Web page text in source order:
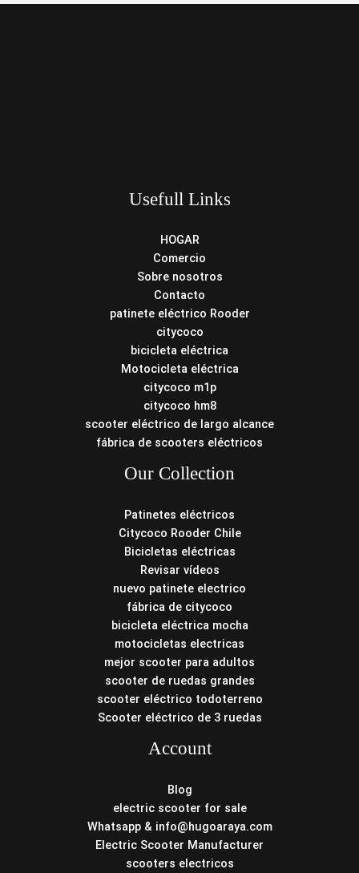
Usefull Links
HOGAR
Comercio
Sobre nosotros
Contacto
patinete eléctrico Rooder
citycoco
bicicleta eléctrica
Motocicleta eléctrica
citycoco m1p
citycoco hm8
scooter eléctrico de largo alcance
fábrica de scooters eléctricos
Our Collection
Patinetes eléctricos
Citycoco Rooder Chile
Bicicletas eléctricas
Revisar vídeos
nuevo patinete electrico
fábrica de citycoco
bicicleta eléctrica mocha
motocicletas electricas
mejor scooter para adultos
scooter de ruedas grandes
scooter eléctrico todoterreno
Scooter eléctrico de 3 ruedas
Account
Blog
electric scooter for sale
Whatsapp & info@hugoaraya.com
Electric Scooter Manufacturer
scooters electricos